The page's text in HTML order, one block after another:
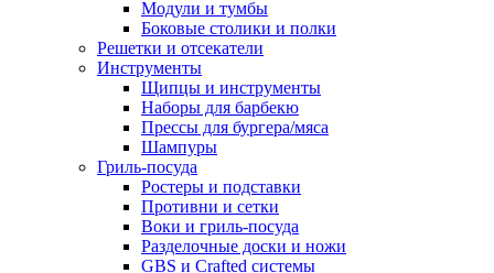
Модули и тумбы
Боковые столики и полки
Решетки и отсекатели
Инструменты
Щипцы и инструменты
Наборы для барбекю
Прессы для бургера/мяса
Шампуры
Гриль-посуда
Ростеры и подставки
Противни и сетки
Воки и гриль-посуда
Разделочные доски и ножи
GBS и Crafted системы